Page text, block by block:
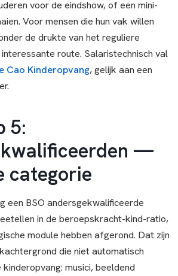
voor de eindshow, of een mini-
Voor mensen die hun vak willen
de drukte van het reguliere
route. Salaristechnisch val
Cao Kinderopvang, gelijk aan een
5:
—
categorie
een BSO andersgekwalificeerde
in de beroepskracht-kind-ratio,
module hebben afgerond. Dat zijn
die niet automatisch
musici, beeldend